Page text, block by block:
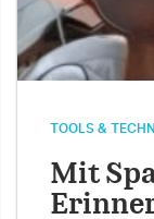
TOOLS &
Mit